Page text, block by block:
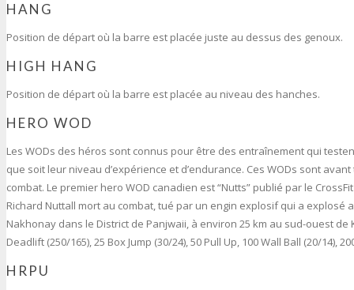
HANG
Position de départ où la barre est placée juste au dessus des genoux.
HIGH HANG
Position de départ où la barre est placée au niveau des hanches.
HERO WOD
Les WODs des héros sont connus pour être des entraînement qui
que soit leur niveau d’expérience et d’endurance. Ces WODs sont
combat. Le premier hero WOD canadien est “Nutts” publié par le
Richard Nuttall mort au combat, tué par un engin explosif qui a explosé
Nakhonay dans le District de Panjwaii, à environ 25 km au sud-ouest de
Deadlift (250/165), 25 Box Jump (30/24), 50 Pull Up, 100 Wall Ball (20/14),
HRPU